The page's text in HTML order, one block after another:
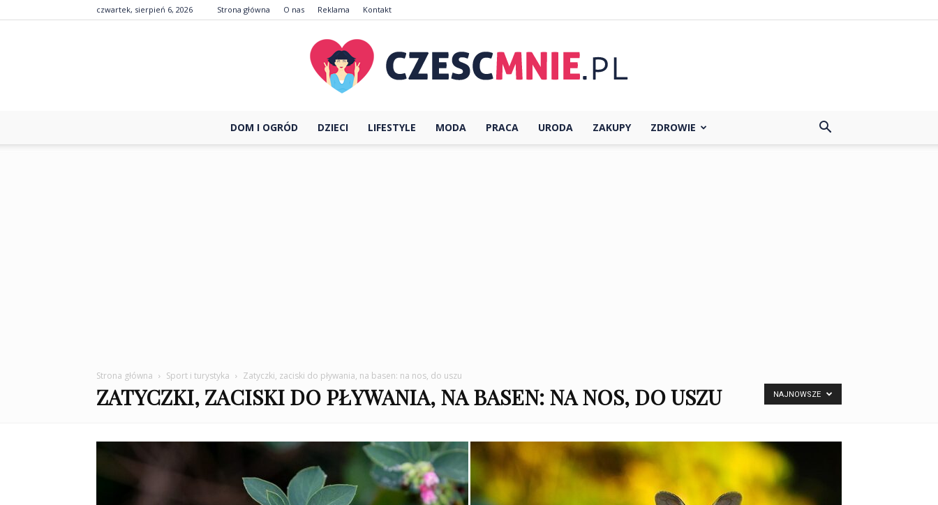
czwartek, sierpień 6, 2026 Strona główna O nas Reklama Kontakt
DOM I OGRÓD DZIECI LIFESTYLE MODA PRACA URODA ZAKUPY ZDROWIE
Strona główna Sport i turystyka Zatyczki, zaciski do pływania, na basen: na nos, do uszu
ZATYCZKI, ZACISKI DO PŁYWANIA, NA BASEN: NA NOS, DO USZU NAJNOWSZE